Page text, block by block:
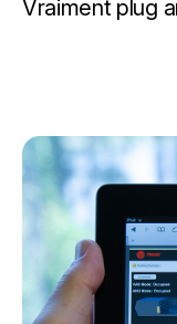
Vraiment plug